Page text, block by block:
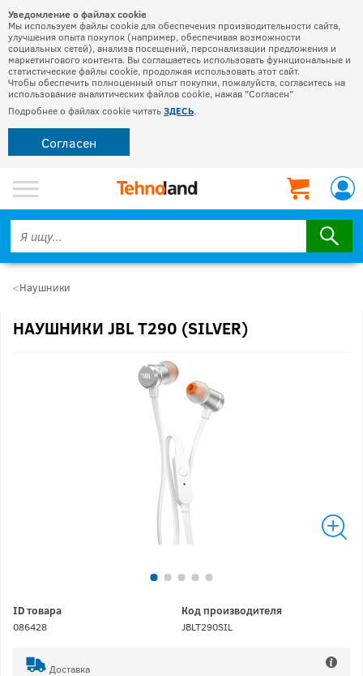
Уведомление о файлах cookie
Мы используем файлы cookie для обеспечения производительности сайта,
улучшения опыта покупок (например, обеспечивая возможности
социальных сетей), анализа посещений, персонализации предложения и
маркетингового контента. Вы соглашаетесь использовать функциональные и
статистические файлы cookie, продолжая использовать этот сайт.
Чтобы обеспечить полноценный опыт покупки, пожалуйста, согласитесь на
использование аналитических файлов cookie, нажав "Согласен"
Подробнее о файлах cookie читатьЗДЕСЬ.
Согласен
Наушники
НАУШНИКИ JBL T290 (SILVER)
ID товара
086428
Код производителя
JBLT290SIL
Доставка